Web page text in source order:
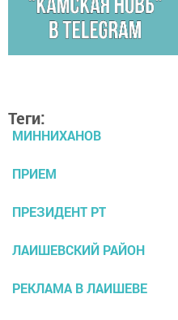
Теги:
МИННИХАНОВ
ПРИЕМ
ПРЕЗИДЕНТ РТ
ЛАИШЕВСКИЙ РАЙОН
РЕКЛАМА В ЛАИШЕВЕ